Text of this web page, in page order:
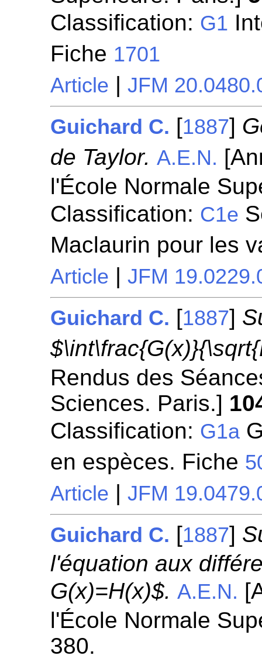
Classification: G1
Fiche 1701
Article |JFM
Guichard C. [1887]
de Taylor. A.E.N.
l'École Normale
Classification: C1e
Maclaurin pour les
Article |JFM
Guichard C. [1887]
Rendus des
Sciences. Paris.]
Classification: G1a
en espèces. Fiche
Article |JFM
Guichard C. [1887]
l'équation aux
G(x)=H(x)$. A.E.N.
l'École Normale
380.